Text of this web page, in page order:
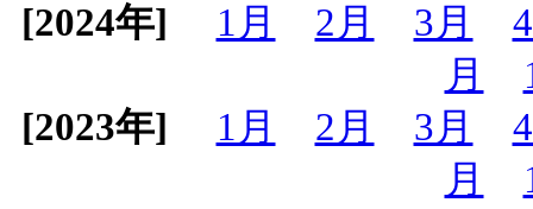
[2024年]
1月 2月 3月
月
[2023年]
1月 2月 3月
月